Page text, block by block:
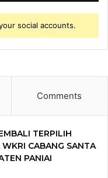
social accounts.
Comments
TERPILIH
WKRI CABANG SANTA
PANIAI